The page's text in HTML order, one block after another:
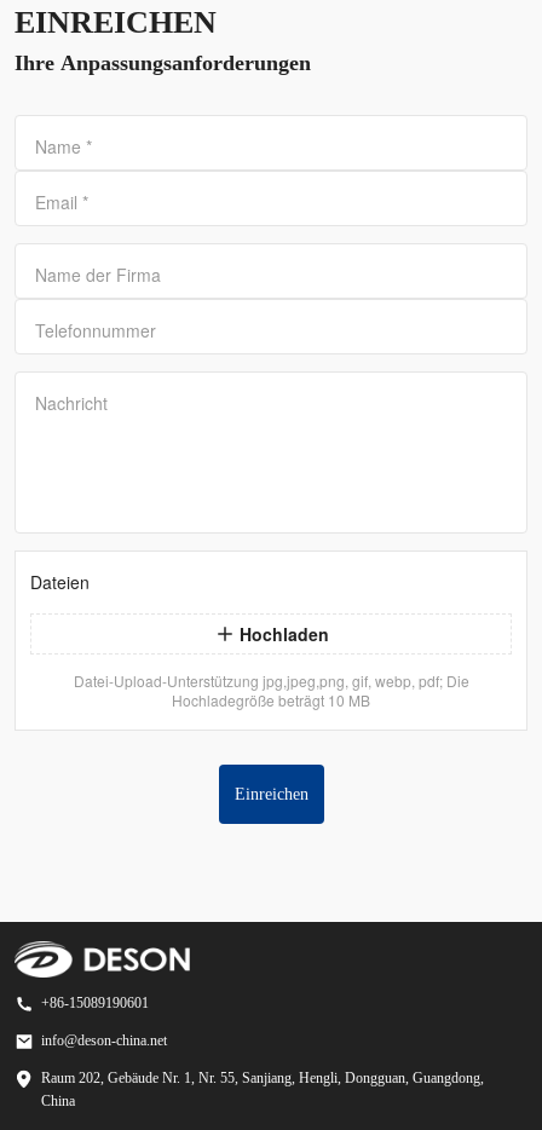
EINREICHEN
Ihre Anpassungsanforderungen
Name *
Email *
Name der Firma
Telefonnummer
Nachricht
Dateien
Hochladen
Datei-Upload-Unterstützung jpg,jpeg,png, gif, webp, pdf; Die
Hochladegröße beträgt 10 MB
Einreichen
+86-15089190601
info@deson-china.net
Raum 202, Gebäude Nr. 1, Nr. 55, Sanjiang, Hengli, Dongguan, Guangdong,
China